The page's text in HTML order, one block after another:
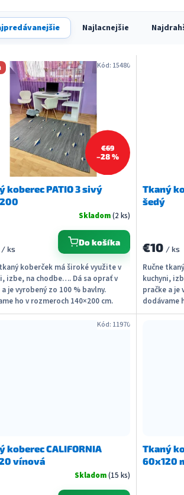
Najlacnejšie
€69
–28 %
koberec PATIO 3 sivý
Skladom(2 ks)
/ ks
Do košíka
koberček má široké využite v
izbe, na chodbe…. Dá sa oprať v
je vyrobený zo 100 % bavlny.
ho v rozmeroch 140×200 cm.
100 %...
Kód: 15480
Tkaný
šedý
€10 / ks
Ručne
kuchyni,
pračke a je
dodávame
piatich
koberec CALIFORNIA
vínová
Skladom(15 ks)
Kód: 11970
Tkaný
60x120